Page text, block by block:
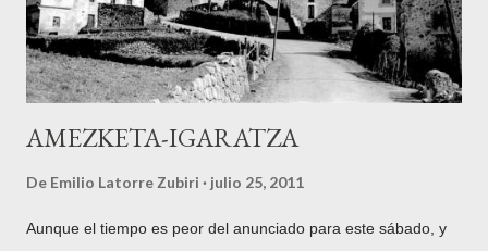
grupo se encuentra el cachalote ( Physeter catodon ). En
cuanto al ejemplar que nos ocupa, medía unos...
AMEZKETA-IGARATZA
De Emilio Latorre Zubiri julio 25, 2011
Aunque el tiempo es peor del anunciado para este sábado, y